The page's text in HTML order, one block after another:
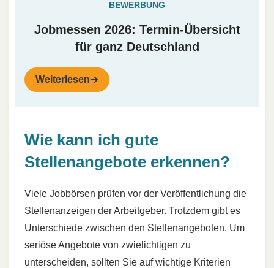
BEWERBUNG
Jobmessen 2026: Termin-Übersicht
für ganz Deutschland
Weiterlesen
Wie kann ich gute
Stellenangebote erkennen?
Viele Jobbörsen prüfen vor der Veröffentlichung die
Stellenanzeigen der Arbeitgeber. Trotzdem gibt es
Unterschiede zwischen den Stellenangeboten. Um
seriöse Angebote von zwielichtigen zu
unterscheiden, sollten Sie auf wichtige Kriterien